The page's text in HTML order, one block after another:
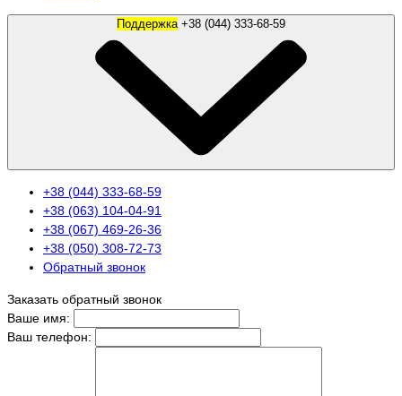
Поддержка
+38 (044) 333-68-59
+38 (063) 104-04-91
+38 (067) 469-26-36
+38 (050) 308-72-73
Обратный звонок
Заказать обратный звонок
Ваше имя:
Ваш телефон: